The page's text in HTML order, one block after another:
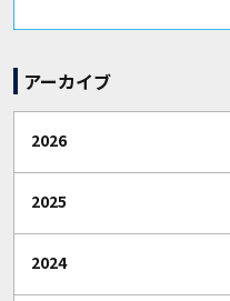
アーカイブ
2026
2025
2024